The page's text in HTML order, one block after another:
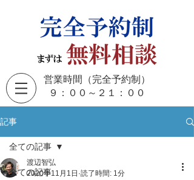
営業時間（完全予約制）
​９：００～２１：００
記事
全ての記事
全ての記事
渡辺智弘
2020年11月1日 読了時間: 1分